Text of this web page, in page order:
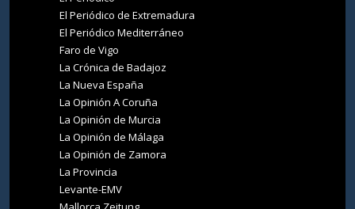
El Periódico de Extremadura
El Periódico Mediterráneo
Faro de Vigo
La Crónica de Badajoz
La Nueva España
La Opinión A Coruña
La Opinión de Murcia
La Opinión de Málaga
La Opinión de Zamora
La Provincia
Levante-EMV